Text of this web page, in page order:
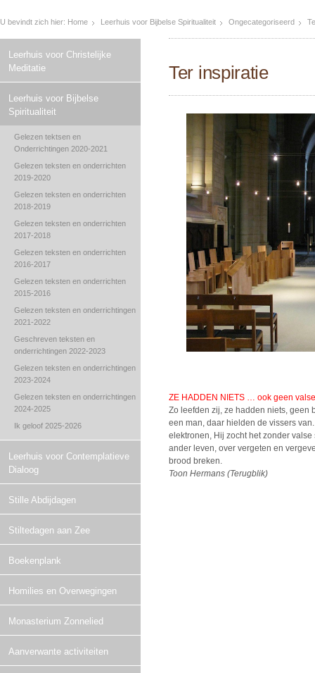
U bevindt zich hier: Home Leerhuis voor Bijbelse Spiritualiteit Ongecategoriseerd
Leerhuis voor Christelijke
Meditatie
Leerhuis voor Bijbelse
Spiritualiteit
Gelezen tektsen en
Onderrichtingen 2020-2021
Gelezen teksten en onderrichten
2019-2020
Gelezen teksten en onderrichten
2018-2019
Gelezen teksten en onderrichten
2017-2018
Gelezen teksten en onderrichten
2016-2017
Gelezen teksten en onderrichten
2015-2016
Gelezen teksten en onderrichtingen
2021-2022
Geschreven teksten en
onderrichtingen 2022-2023
Gelezen teksten en onderrichtingen
2023-2024
Gelezen teksten en onderrichtingen
2024-2025
Ik geloof 2025-2026
Leerhuis voor Contemplatieve
Dialoog
Stille Abdijdagen
Stiltedagen aan Zee
Boekenplank
Homilies en Overwegingen
Monasterium Zonnelied
Aanverwante activiteiten
Ter inspiratie
ZE HADDEN NIETS … ook geen
Zo leefden zij, ze hadden niets, geen
een man, daar hielden de vissers
elektronen, Hij zocht het zonder
ander leven, over vergeten en
brood breken.
Toon Hermans (Terugblik)